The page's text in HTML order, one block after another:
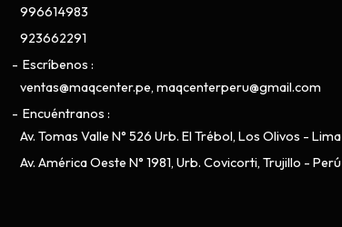
996614983
923662291
Escríbenos
ventas@maqcenter.pe, maqcenterperu@gmail.com
Encuéntranos
Av. Tomas Valle N° 526 Urb. El Trébol, Los Olivos - Lima
Av. América Oeste N° 1981, Urb. Covicorti, Trujillo - Perú